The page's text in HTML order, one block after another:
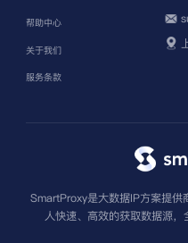
帮助中心
关于我们
服务条款
SmartProxy是大数据IP方案提
人快速、高效的获取数据源，